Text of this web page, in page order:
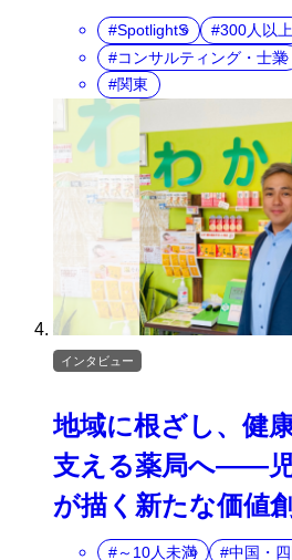
SpotlightS
300人以上
コンサルティング・士業
関東
地域に根ざし、健
支える薬局へ――
が描く新たな価値
インタビュー
～10人未満 中国・四